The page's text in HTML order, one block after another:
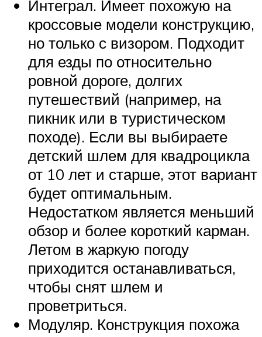
Интеграл. Имеет похожую на
кроссовые модели конструкцию,
но только с визором. Подходит
для езды по относительно
ровной дороге, долгих
путешествий (например, на
пикник или в туристическом
походе). Если вы выбираете
детский шлем для квадроцикла
от 10 лет и старше, этот вариант
будет оптимальным.
Недостатком является меньший
обзор и более короткий карман.
Летом в жаркую погоду
приходится останавливаться,
чтобы снят шлем и
проветриться.
Модуляр. Конструкция похожа